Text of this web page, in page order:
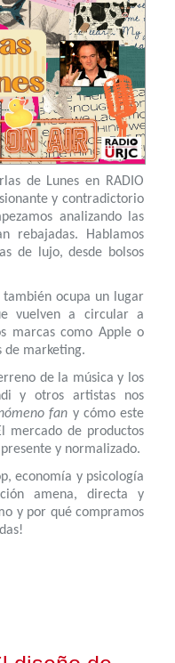
de Lunes en RADIO
y contradictorio
analizando las
rebajadas. Hablamos
de lujo, desde bolsos
ocupa un lugar
vuelven a circular a
marcas como Apple o
de marketing.
de la música y los
y otros artistas nos
fan y cómo este
mercado de productos
y normalizado.
economía y psicología
amena, directa y
y por qué compramos